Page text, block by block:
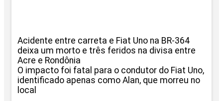
Acidente entre carreta e Fiat Uno na BR-364
deixa um morto e três feridos na divisa entre
Acre e Rondônia
O impacto foi fatal para o condutor do Fiat Uno,
identificado apenas como Alan, que morreu no
local